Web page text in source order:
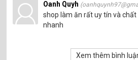
Oanh Quyh
shop làm ăn rất uy tín và
nhanh
Xem thêm bình